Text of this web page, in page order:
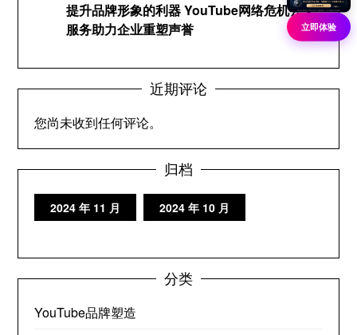
提升品牌形象的利器 YouTube网络危机公关
服务助力企业重塑声誉
近期评论
您尚未收到任何评论。
归档
2024 年 11 月 2024 年 10 月
分类
YouTube品牌塑造
立即体验